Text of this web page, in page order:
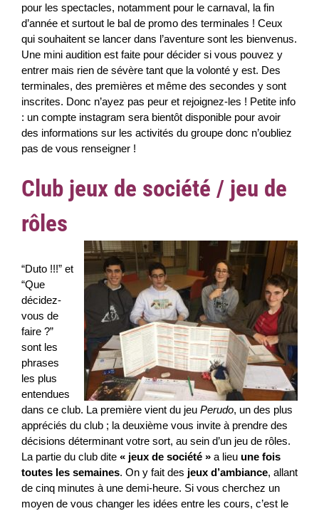
pour les spectacles, notamment pour le carnaval, la fin
d’année et surtout le bal de promo des terminales ! Ceux
qui souhaitent se lancer dans l’aventure sont les bienvenus.
Une mini audition est faite pour décider si vous pouvez y
entrer mais rien de sévère tant que la volonté y est. Des
terminales, des premières et même des secondes y sont
inscrites. Donc n’ayez pas peur et rejoignez-les ! Petite info
: un compte instagram sera bientôt disponible pour avoir
des informations sur les activités du groupe donc n’oubliez
pas de vous renseigner !
Club jeux de société / jeu de
rôles
“Duto !!!” et
“Que
décidez-
vous de
faire ?”
sont les
phrases
les plus
entendues
dans ce club. La première vient du jeu Perudo, un des plus
appréciés du club ; la deuxième vous invite à prendre des
décisions déterminant votre sort, au sein d’un jeu de rôles.
La partie du club dite « jeux de société »a lieu une fois
toutes les semaines. On y fait des jeux d’ambiance, allant
de cinq minutes à une demi-heure. Si vous cherchez un
moyen de vous changer les idées entre les cours, c’est le